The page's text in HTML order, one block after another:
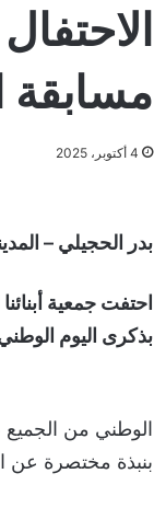
مسابقة
4 أكتوبر، 2025
بدر الحجيلي –
بذكرى اليوم الوطني
الوطني من الجميع
بنبذة مختصرة عن